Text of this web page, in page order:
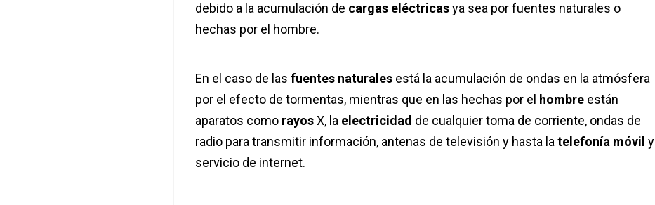
debido a la acumulación de cargas eléctricasya sea por fuentes naturales o
hechas por el hombre.
En el caso de las fuentes naturalesestá la acumulación de ondas en la atmósfera
por el efecto de tormentas, mientras que en las hechas por el hombreestán
aparatos como rayosX, la electricidad de cualquier toma de corriente, ondas de
radio para transmitir información, antenas de televisión y hasta latelefonía móvil y
servicio de internet.